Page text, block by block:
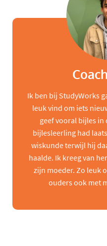
Ik ben bij StudyWorks
leuk vind om iets
geef vooral bijles in
bijlesleerling had
wiskunde terwijl hij
haalde. Ik kreeg van
zijn moeder. Zo leuk
ouders ook met